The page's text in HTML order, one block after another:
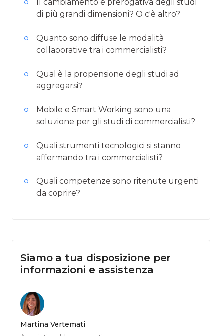
Il cambiamento è prerogativa degli studi
di più grandi dimensioni? O c'è altro?
Quanto sono diffuse le modalità
collaborative tra i commercialisti?
Qual è la propensione degli studi ad
aggregarsi?
Mobile e Smart Working sono una
soluzione per gli studi di commercialisti?
Quali strumenti tecnologici si stanno
affermando tra i commercialisti?
Quali competenze sono ritenute urgenti
da coprire?
Siamo a tua disposizione per
informazioni e assistenza
Martina Vertemati